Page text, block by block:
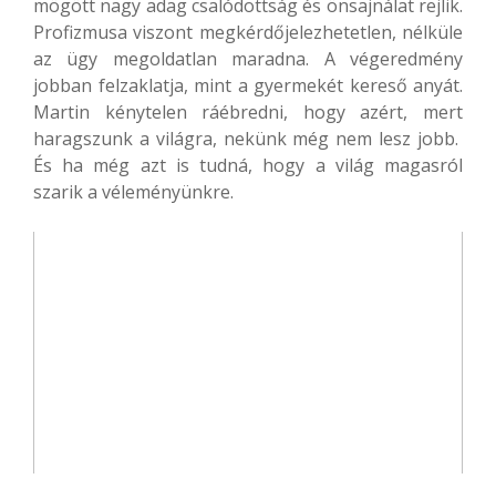
mögött nagy adag csalódottság és önsajnálat rejlik.
Profizmusa viszont megkérdőjelezhetetlen, nélküle
az ügy megoldatlan maradna. A végeredmény
jobban felzaklatja, mint a gyermekét kereső anyát.
Martin kénytelen ráébredni, hogy azért, mert
haragszunk a világra, nekünk még nem lesz jobb.
És ha még azt is tudná, hogy a világ magasról
szarik a véleményünkre.